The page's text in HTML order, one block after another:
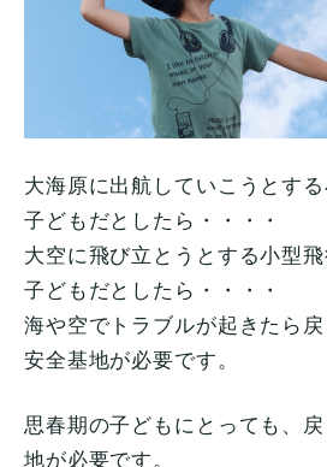
大海原に出航していこうとす
子どもだとしたら・・・・
大空に飛び立とうとする小型
子どもだとしたら・・・・
海や空でトラブルが起きたら
安全基地が必要です。
思春期の子どもにとっても、
地が必要です。